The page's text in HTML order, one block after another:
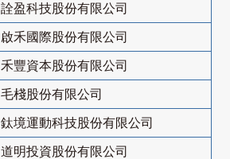
詮盈科技股份有限公司
啟禾國際股份有限公司
禾豐資本股份有限公司
毛棧股份有限公司
鈦境運動科技股份有限公司
道明投資股份有限公司